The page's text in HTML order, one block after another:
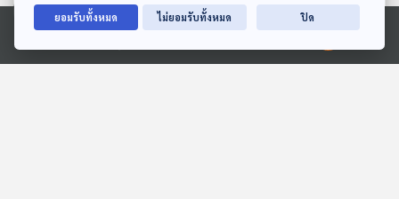
Ⓒ 2020 องค์การกระจายเสียงและแพร่ภาพสาธารณะแห่งประเทศไทย
ตอนที่เกี่ยวข้อง
ยอมรับทั้งหมด ไม่ยอมรับทั้งหมด ปิด